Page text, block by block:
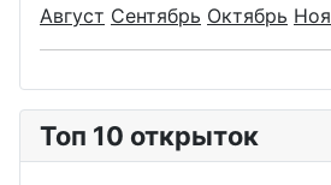
Август Сентябрь Октябрь
Топ 10 открыток